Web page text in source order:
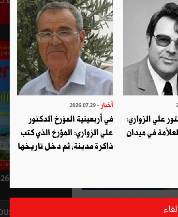
بدأ العمل في المستشفى في شهر ديسمبر 2020 بتعليمات رئاسية في خضمّ جائحة الكوفيد-19، وذلك للعناية بالمصابين
: EN KIOSQUE
علي الزواري:
في ميدان
أخبار - 2026.07.29
في أربعينية المؤرخ الدكتور
علي الزواري: المؤرخ الذي كتب
ذاكرة مدينة، ثم دخل تاريخها